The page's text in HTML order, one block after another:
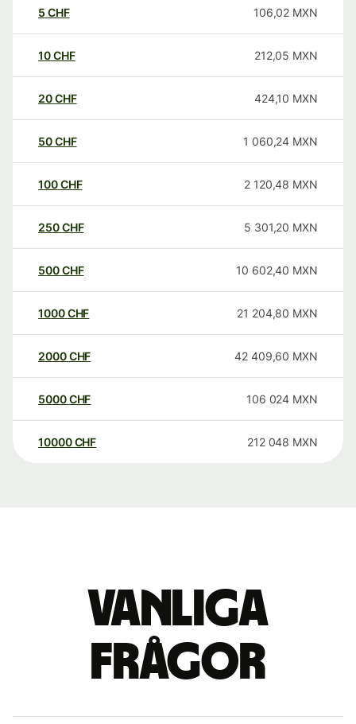
5 CHF 106,02 MXN
10CHF 212,05 MXN
20CHF 424,10 MXN
50CHF 1 060,24 MXN
100CHF 2 120,48 MXN
250CHF 5 301,20 MXN
500CHF 10 602,40 MXN
1000CHF 21 204,80 MXN
2000CHF 42 409,60 MXN
5000CHF 106 024 MXN
10000 CHF 212 048 MXN
Vanliga
frågor